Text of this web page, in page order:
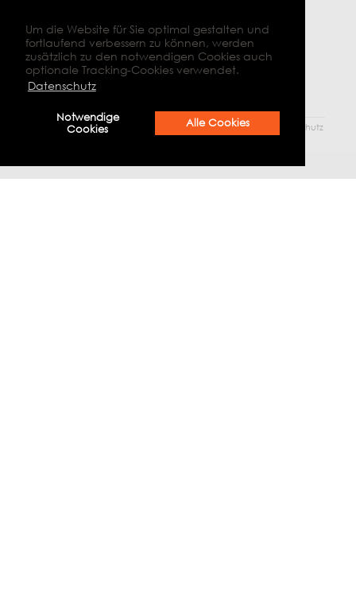
Um die Website für Sie optimal gestalten und
fortlaufend verbessern zu können, werden
zusätzlich zu den notwendigen Cookies auch
optionale Tracking-Cookies verwendet.
Datenschutz
Notwendige
Cookies
Alle Cookies
© 2026 Bildungskompass Landkreis Goslar |Impressum Datenschutz